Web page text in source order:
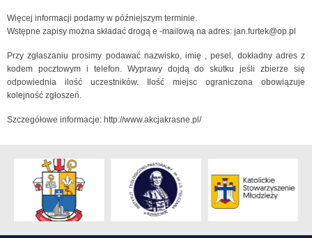
Więcej informacji podamy w późniejszym terminie.
Wstępne zapisy można składać drogą e -mailową na adres: jan.furtek@op.pl
Przy zgłaszaniu prosimy podawać nazwisko, imię , pesel, dokładny adres z
kodem pocztowym i telefon. Wyprawy dojdą do skutku jeśli zbierze się
odpowiednia ilość uczestników. Ilość miejsc ograniczona obowiązuje
kolejność zgłoszeń.
Szczegółowe informacje: http://www.akcjakrasne.pl/